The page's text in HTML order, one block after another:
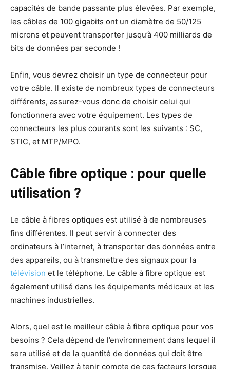
capacités de bande passante plus élevées. Par exemple,
les câbles de 100 gigabits ont un diamètre de 50/125
microns et peuvent transporter jusqu’à 400 milliards de
bits de données par seconde !
Enfin, vous devrez choisir un type de connecteur pour
votre câble. Il existe de nombreux types de connecteurs
différents, assurez-vous donc de choisir celui qui
fonctionnera avec votre équipement. Les types de
connecteurs les plus courants sont les suivants : SC,
STlC, et MTP/MPO.
Câble fibre optique : pour quelle
utilisation ?
Le câble à fibres optiques est utilisé à de nombreuses
fins différentes. Il peut servir à connecter des
ordinateurs à l’internet, à transporter des données entre
des appareils, ou à transmettre des signaux pour la
télévision et le téléphone. Le câble à fibre optique est
également utilisé dans les équipements médicaux et les
machines industrielles.
Alors, quel est le meilleur câble à fibre optique pour vos
besoins ? Cela dépend de l’environnement dans lequel il
sera utilisé et de la quantité de données qui doit être
transmise. Veillez à tenir compte de ces facteurs lorsque